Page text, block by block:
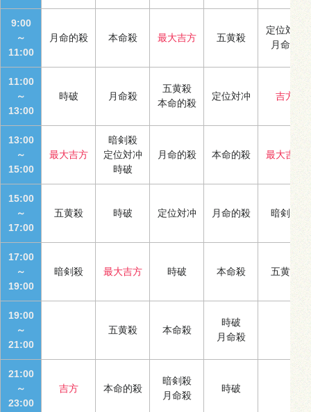
9:00
～
11:00
月命的殺 本命殺 最大吉方 五黄殺
定位対冲
月命殺
11:00
～
13:00
時破 月命殺
五黄殺
本命的殺
定位対冲 吉方
13:00
～
15:00
最大吉方
暗剣殺
定位対冲
時破
月命的殺 本命的殺 最大吉方
15:00
～
17:00
五黄殺 時破 定位対冲 月命的殺 暗剣殺
17:00
～
19:00
暗剣殺 最大吉方 時破 本命殺 五黄殺
19:00
～
21:00
五黄殺 本命殺
時破
月命殺
21:00
～
23:00
吉方 本命的殺
暗剣殺
月命殺
時破